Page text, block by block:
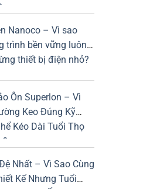
Nanoco – Vì sao
trình bền vững luôn
thiết bị điện nhỏ?
Ôn Superlon – Vì
Keo Đúng Kỹ
Kéo Dài Tuổi Thọ
Nhất – Vì Sao Cùng
Kế Nhưng Tuổi